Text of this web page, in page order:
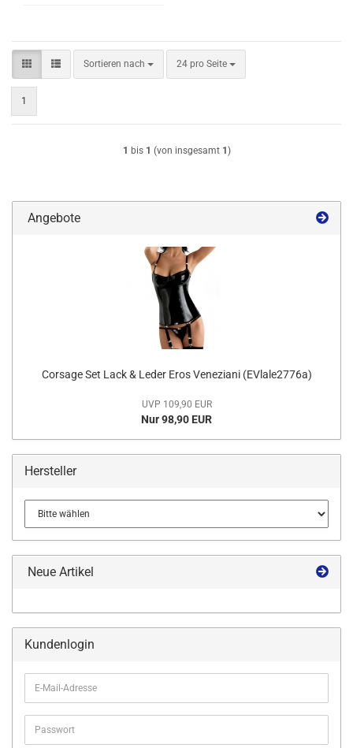
Sortieren nach
Sortieren nach 24 pro Seite
pro Seite
1
1 bis 1 (von insgesamt 1 )
Angebote
Corsage Set Lack & Leder Eros Veneziani (EVlale2776a)
UVP 109,90 EUR
Nur 98,90 EUR
Hersteller
Neue Artikel
Kundenlogin
E-
Mail-
Adresse
Passwort